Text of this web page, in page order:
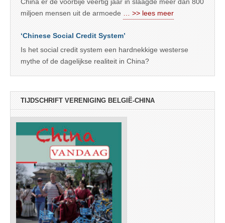
China er de voorbije veertig jaar in slaagde meer dan 800
miljoen mensen uit de armoede … >> lees meer
‘Chinese Social Credit System’
Is het social credit system een hardnekkige westerse
mythe of de dagelijkse realiteit in China?
TIJDSCHRIFT VERENIGING BELGIË-CHINA